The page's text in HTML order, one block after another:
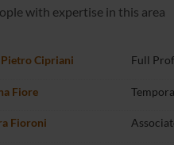
with expertise in this area
Cipriani Full
Fiore
Fioroni